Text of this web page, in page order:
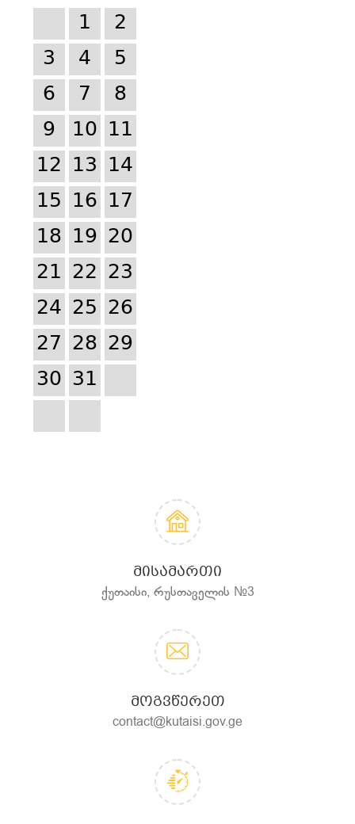
1
2
3
4
5
6
7
8
9
10 11
12 13 14
15 16 17
18 19 20
21 22 23
24 25 26
27 28 29
30 31
ᲛᲘᲡᲐᲛᲐᲠᲗᲘ
ქუთაისი, რუსთაველის №3
ᲛᲝᲒᲕᲬᲔᲠᲔᲗ
contact@kutaisi.gov.ge